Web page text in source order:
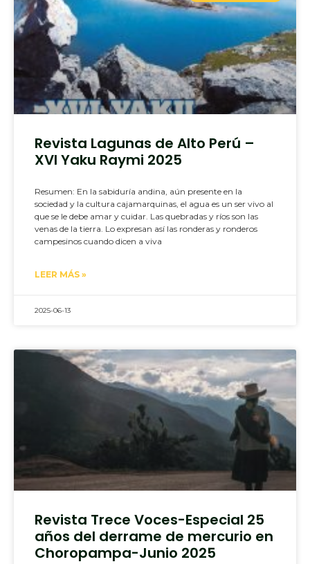
Revista Lagunas de Alto Perú –
XVI Yaku Raymi 2025
Resumen: En la sabiduría andina, aún presente en la
sociedad y la cultura cajamarquinas, el agua es un ser vivo al
que se le debe amar y cuidar. Las quebradas y ríos son las
venas de la tierra. Lo expresan así las ronderas y ronderos
campesinos cuando dicen a viva
LEER MÁS »
2025-06-13
Revista Trece Voces-Especial 25
años del derrame de mercurio en
Choropampa-Junio 2025